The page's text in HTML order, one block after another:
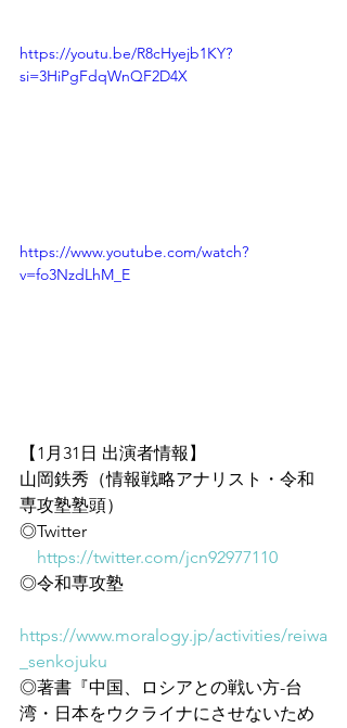
https://youtu.be/R8cHyejb1KY?
si=3HiPgFdqWnQF2D4X
https://www.youtube.com/watch?
v=fo3NzdLhM_E
【1月31日 出演者情報】
山岡鉄秀（情報戦略アナリスト・令和
専攻塾塾頭）
◎Twitter
https://twitter.com/jcn92977110
◎令和専攻塾
https://www.moralogy.jp/activities/reiwa
_senkojuku
◎著書『中国、ロシアとの戦い方-台
湾・日本をウクライナにさせないため